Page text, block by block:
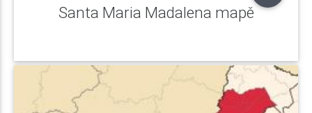
Santa Maria Madalena mapě